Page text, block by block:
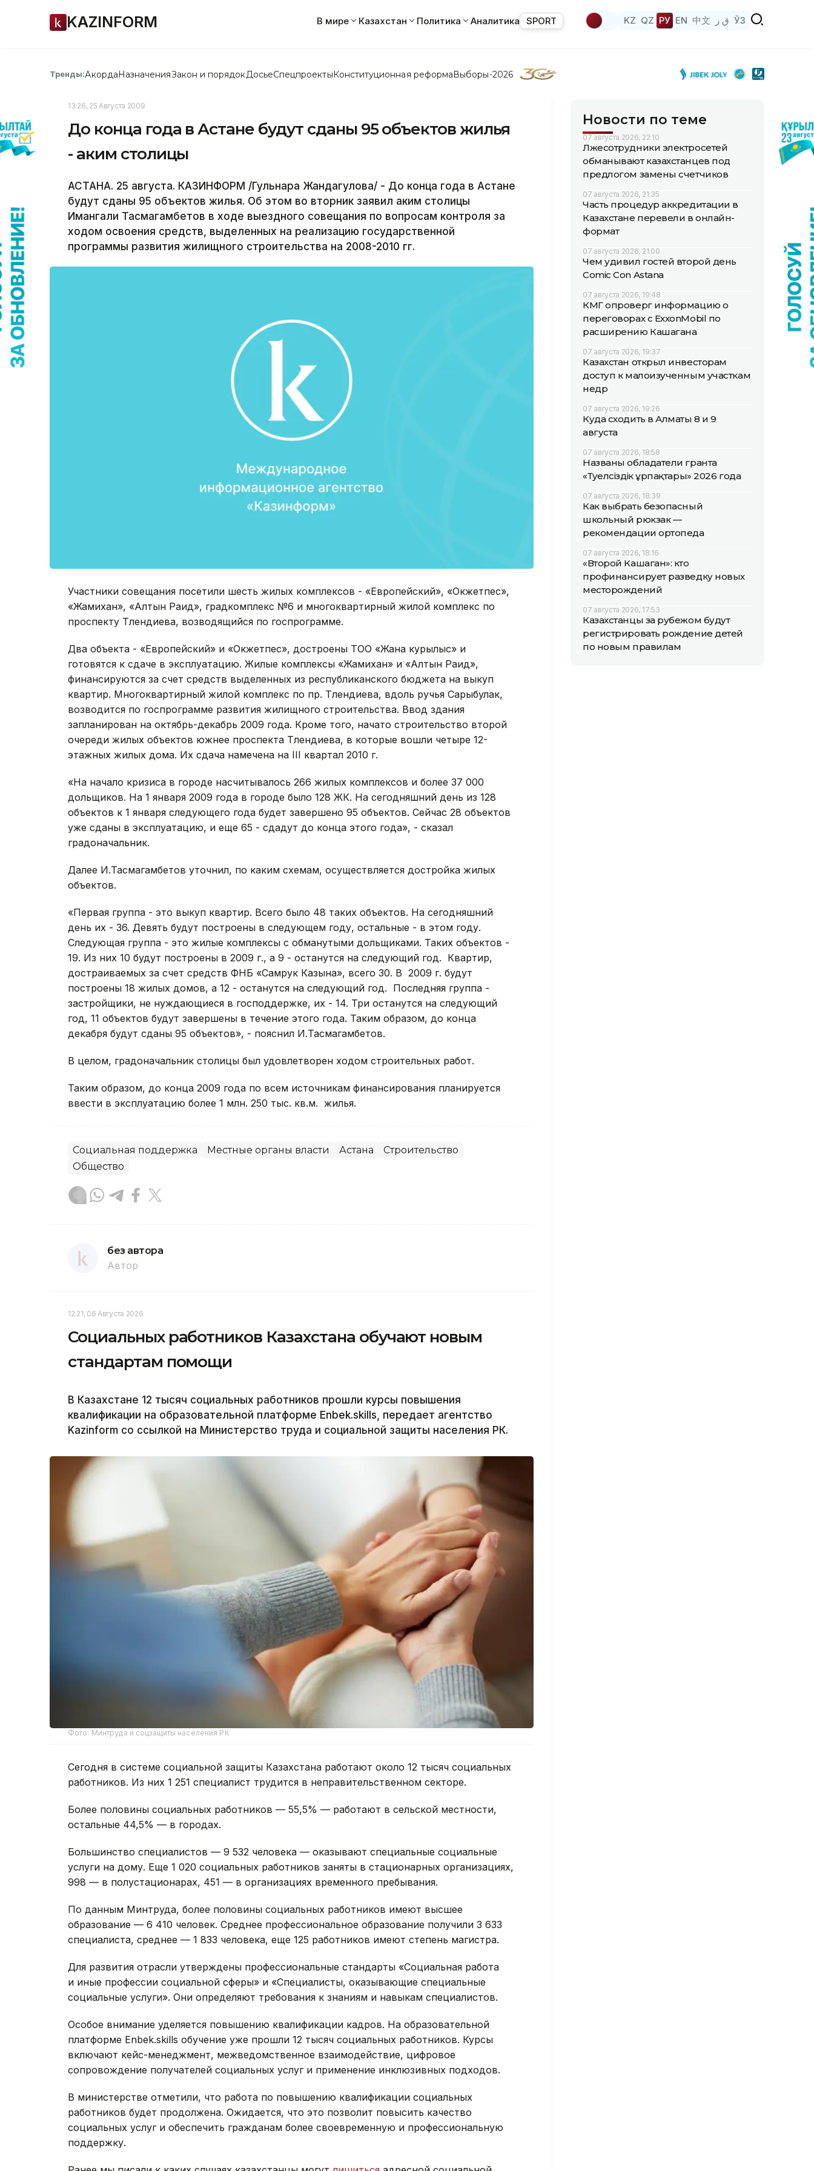
KAZINFORM В мире Казахстан Политика Аналитика SPORT KZ QZ РУ EN 中文 ق ز ЎЗ
Тренды:АкордаНазначенияЗакон и порядок ДосьеСпецпроектыКонституционная реформаВыборы-2026
13:26, 25 Августа 2009
До конца года в Астане будут сданы 95 объектов жилья
- аким столицы
АСТАНА. 25 августа. КАЗИНФОРМ /Гульнара Жандагулова/ - До конца года в Астане
будут сданы 95 объектов жилья. Об этом во вторник заявил аким столицы
Имангали Тасмагамбетов в ходе выездного совещания по вопросам контроля за
ходом освоения средств, выделенных на реализацию государственной
программы развития жилищного строительства на 2008-2010 гг.
Участники совещания посетили шесть жилых комплексов - «Европейский», «Окжетпес»,
«Жамихан», «Алтын Раид», градкомплекс №6 и многоквартирный жилой комплекс по
проспекту Тлендиева, возводящийся по госпрограмме.
Два объекта - «Европейский» и «Окжетпес», достроены ТОО «Жана курылыс» и
готовятся к сдаче в эксплуатацию. Жилые комплексы «Жамихан» и «Алтын Раид»,
финансируются за счет средств выделенных из республиканского бюджета на выкуп
квартир. Многоквартирный жилой комплекс по пр. Тлендиева, вдоль ручья Сарыбулак,
возводится по госпрограмме развития жилищного строительства. Ввод здания
запланирован на октябрь-декабрь 2009 года. Кроме того, начато строительство второй
очереди жилых объектов южнее проспекта Тлендиева, в которые вошли четыре 12-
этажных жилых дома. Их сдача намечена на III квартал 2010 г.
«На начало кризиса в городе насчитывалось 266 жилых комплексов и более 37 000
дольщиков. На 1 января 2009 года в городе было 128 ЖК. На сегодняшний день из 128
объектов к 1 января следующего года будет завершено 95 объектов. Сейчас 28 объектов
уже сданы в эксплуатацию, и еще 65 - сдадут до конца этого года», - сказал
градоначальник.
Далее И.Тасмагамбетов уточнил, по каким схемам, осуществляется достройка жилых
объектов.
«Первая группа - это выкуп квартир. Всего было 48 таких объектов. На сегодняшний
день их - 36. Девять будут построены в следующем году, остальные - в этом году.
Следующая группа - это жилые комплексы с обманутыми дольщиками. Таких объектов -
19. Из них 10 будут построены в 2009 г., а 9 - останутся на следующий год. Квартир,
достраиваемых за счет средств ФНБ «Самрук Казына», всего 30. В 2009 г. будут
построены 18 жилых домов, а 12 - останутся на следующий год. Последняя группа -
застройщики, не нуждающиеся в господдержке, их - 14. Три останутся на следующий
год, 11 объектов будут завершены в течение этого года. Таким образом, до конца
декабря будут сданы 95 объектов», - пояснил И.Тасмагамбетов.
В целом, градоначальник столицы был удовлетворен ходом строительных работ.
Таким образом, до конца 2009 года по всем источникам финансирования планируется
ввести в эксплуатацию более 1 млн. 250 тыс. кв.м. жилья.
Социальная поддержка Местные органы власти Астана
Строительство
Общество
без автора
Автор
12:21, 06 Августа 2026
Социальных работников Казахстана обучают новым
стандартам помощи
В Казахстане 12 тысяч социальных работников прошли курсы повышения
квалификации на образовательной платформе Enbek.skills, передает агентство
Kazinform со ссылкой на Министерство труда и социальной защиты населения РК.
Фото: Минтруда и соцзащиты населения РК
Сегодня в системе социальной защиты Казахстана работают около 12 тысяч социальных
работников. Из них 1 251 специалист трудится в неправительственном секторе.
Более половины социальных работников — 55,5% — работают в сельской местности,
остальные 44,5% — в городах.
Большинство специалистов — 9 532 человека — оказывают специальные социальные
услуги на дому. Еще 1 020 социальных работников заняты в стационарных организациях,
998 — в полустационарах, 451 — в организациях временного пребывания.
По данным Минтруда, более половины социальных работников имеют высшее
образование — 6 410 человек. Среднее профессиональное образование получили 3 633
специалиста, среднее — 1 833 человека, еще 125 работников имеют степень магистра.
Для развития отрасли утверждены профессиональные стандарты «Социальная работа
и иные профессии социальной сферы» и «Специалисты, оказывающие специальные
социальные услуги». Они определяют требования к знаниям и навыкам специалистов.
Особое внимание уделяется повышению квалификации кадров. На образовательной
платформе Enbek.skills обучение уже прошли 12 тысяч социальных работников. Курсы
включают кейс-менеджмент, межведомственное взаимодействие, цифровое
сопровождение получателей социальных услуг и применение инклюзивных подходов.
В министерстве отметили, что работа по повышению квалификации социальных
работников будет продолжена. Ожидается, что это позволит повысить качество
социальных услуг и обеспечить гражданам более своевременную и профессиональную
поддержку.
Новости по теме
07 августа 2026, 22:10
Лжесотрудники электросетей
обманывают казахстанцев под
предлогом замены счетчиков
07 августа 2026, 21:35
Часть процедур аккредитации в
Казахстане перевели в онлайн-
формат
07 августа 2026, 21:00
Чем удивил гостей второй день
Comic Con Astana
07 августа 2026, 19:48
КМГ опроверг информацию о
переговорах с ExxonMobil по
расширению Кашагана
07 августа 2026, 19:37
Казахстан открыл инвесторам
доступ к малоизученным участкам
недр
07 августа 2026, 19:26
Куда сходить в Алматы 8 и 9
августа
07 августа 2026, 18:58
Названы обладатели гранта
«Тәуелсіздік ұрпақтары» 2026 года
07 августа 2026, 18:39
Как выбрать безопасный
школьный рюкзак —
рекомендации ортопеда
07 августа 2026, 18:16
«Второй Кашаган»: кто
профинансирует разведку новых
месторождений
07 августа 2026, 17:53
Казахстанцы за рубежом будут
регистрировать рождение детей
по новым правилам